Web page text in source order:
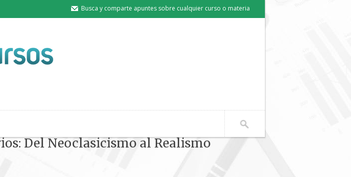
Busca y comparte apuntes sobre cualquier curso o materia
Del Neoclasicismo al Realismo